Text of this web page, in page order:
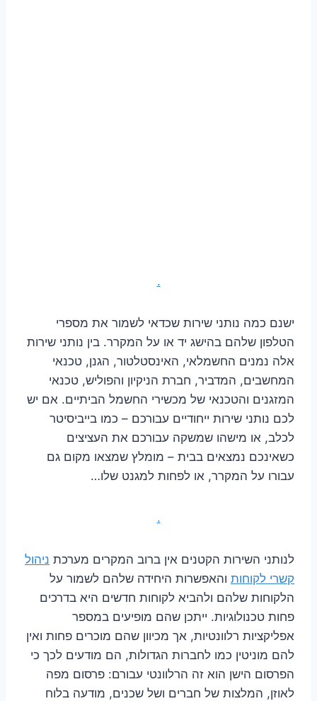
.
ישנם כמה נותני שירות שכדאי לשמור את מספרי
הטלפון שלהם בהישג יד או על המקרר. בין נותני שירות
אלה נמנים החשמלאי, האינסטלטור, הגנן, טכנאי
המחשבים, המדביר, חברת הניקיון והפוליש, טכנאי
המזגנים והטכנאי של מכשירי החשמל הביתיים. אם יש
לכם נותני שירות ייחודיים עבורכם – כמו בייביסיטר
לכלב, או מישהו שמשקה עבורכם את העציצים
כשאינכם נמצאים בבית – מומלץ שמצאו מקום גם
עבורו על המקרר, או לפחות למגנט שלו…
.
לנותני השירות הקטנים אין ברוב המקרים מערכת ניהול
קשרי לקוחות והאפשרות היחידה שלהם לשמור על
הלקוחות שלהם ולהביא לקוחות חדשים היא בדרכים
פחות טכנולוגיות. ייתכן שהם מופיעים במספר
אפליקציות רלוונטיות, אך מכיוון שהם מוכרים פחות ואין
להם מוניטין כמו לחברות הגדולות, הם מודעים לכך כי
הפרסום הישן הוא זה הרלוונטי עבורם: פרסום מפה
לאוזן, המלצות של חברים ושל שכנים, מודעה בלוח